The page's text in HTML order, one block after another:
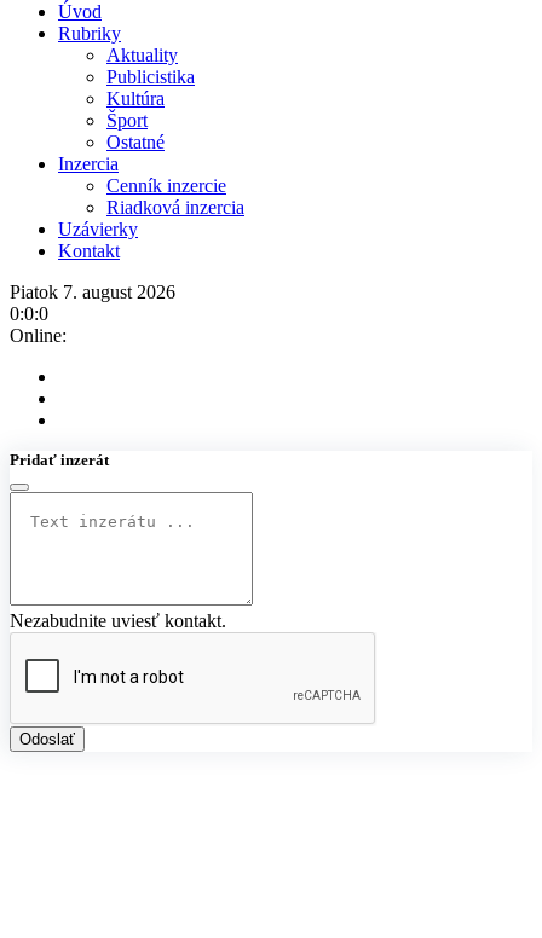
Úvod
Rubriky
Aktuality
Publicistika
Kultúra
Šport
Ostatné
Inzercia
Cenník inzercie
Riadková inzercia
Uzávierky
Kontakt
Piatok 7. august 2026
0:0:0
Online:
Pridať inzerát
Nezabudnite uviesť kontakt.
Odoslať